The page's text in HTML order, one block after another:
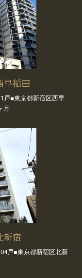
早稲田
戸■東京都新宿区西早
月
新宿
戸■東京都新宿区北新